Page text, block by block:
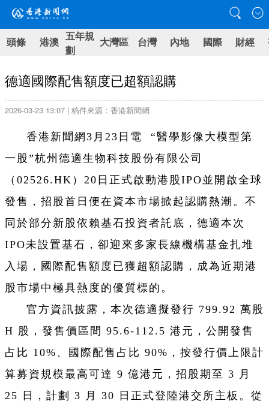
頭條 港澳 五年規
劃
大灣區 台灣 內地 國際 財經
德適國際配售額度已超額認購
2026-03-23 13:07 | 稿件來源：香港新聞網
香港新聞網3月23日電 “醫學影像大模型第
一股”杭州德適生物科技股份有限公司
（02526.HK）20日正式啟動港股IPO並開啟全球
發售，招股首日便在資本市場掀起認購熱潮。不
同於部分新股依賴基石投資者託底，德適本次
IPO未設置基石，卻迎來多家長線機構基金扎堆
入場，國際配售額度已獲超額認購，成為近期港
股市場中極具熱度的優質標的。
官方資訊披露，本次德適擬發行 799.92 萬股
H 股，發售價區間 95.6-112.5 港元，公開發售
占比 10%、國際配售占比 90%，按發行價上限計
算募資規模最高可達 9 億港元，招股期至 3 月
25 日，計劃 3 月 30 日正式登陸港交所主板。從